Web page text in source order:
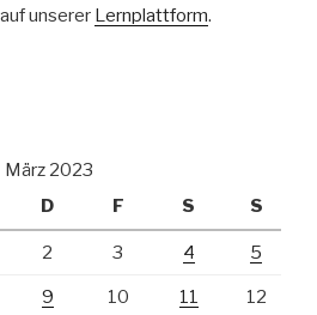
unserer Lernplattform.
März 2023
D F S S
2 3 4 5
9 10 11 12